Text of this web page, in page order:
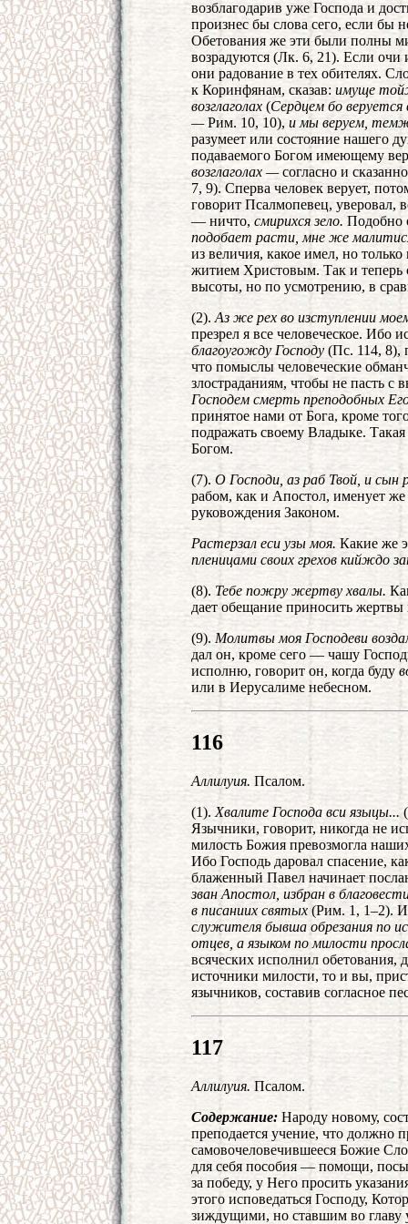
возблагодарив уже Господа и
произнес бы слова сего, если бы
Обетования же эти были полны
возрадуются (Лк. 6, 21). Если
они радование в тех обителях.
к Коринфянам, сказав: имуще
возглаголах (Сердцем бо веруется
—Рим. 10, 10), и мы веруем,
разумеет или состояние нашего
подаваемого Богом имеющему
возглаголах —согласно и
7, 9). Сперва человек верует,
говорит Псалмопевец, уверовал,
— ничто, смирихся зело. Подобно
подобает расти, мне же
из величия, какое имел, но
житием Христовым. Так и теперь
высоты, но по усмотрению, в
(2). Аз же рех во изступлении
презрел я все человеческое. Ибо
благоугожду Господу (Пс. 114, 8),
что помыслы человеческие
злостраданиям, чтобы не пасть с
Господем смерть преподобных
принятое нами от Бога, кроме
подражать своему Владыке.
Богом.
(7). О Господи, аз раб Твой, и сын
рабом, как и Апостол, именует же
руковождения Законом.
Растерзал еси узы моя. Какие же
пленицами своих грехов кийждо
(8). Тебе пожру жертву хвалы.
дает обещание приносить жертвы
(9). Молитвы моя Господеви
дал он, кроме сего — чашу
исполню, говорит он, когда буду
или в Иерусалиме небесном.
116
Аллилуия. Псалом.
(1). Хвалите Господа вси языцы...
Язычники, говорит, никогда не
милость Божия превозмогла
Ибо Господь даровал спасение,
блаженный Павел начинает
зван Апостол, избран в
в писаниих святых (Рим. 1, 1–2).
служителя бывша обрезания по
отцев, а языком по милости
всяческих исполнил обетования,
источники милости, то и вы,
язычников, составив согласное
117
Аллилуия. Псалом.
Содержание: Народу новому,
преподается учение, что должно
самовочеловечившееся Божие
для себя пособия — помощи,
за победу, у Него просить
этого исповедаться Господу,
зиждущими, но ставшим во главу